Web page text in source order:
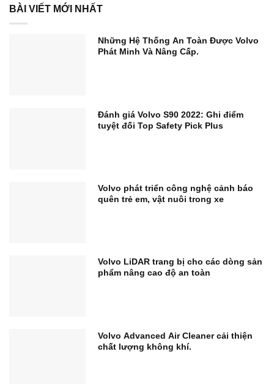
BÀI VIẾT MỚI NHẤT
Những Hệ Thống An Toàn Được Volvo
Phát Minh Và Nâng Cấp.
Đánh giá Volvo S90 2022: Ghi điểm
tuyệt đối Top Safety Pick Plus
Volvo phát triển công nghệ cảnh báo
quên trẻ em, vật nuôi trong xe
Volvo LiDAR trang bị cho các dòng sản
phẩm nâng cao độ an toàn
Volvo Advanced Air Cleaner cải thiện
chất lượng không khí.